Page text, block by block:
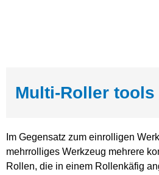
Multi-Roller tools
Im Gegensatz zum einrolligen
mehrrolliges Werkzeug mehrere
Rollen, die in einem Rollenkäfig